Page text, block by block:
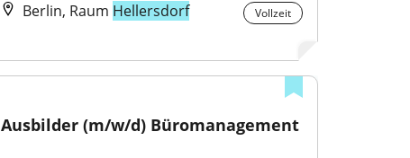
Berlin, Raum Hellersdorf Vollzeit
Ausbilder (m/w/d) Büromanagement